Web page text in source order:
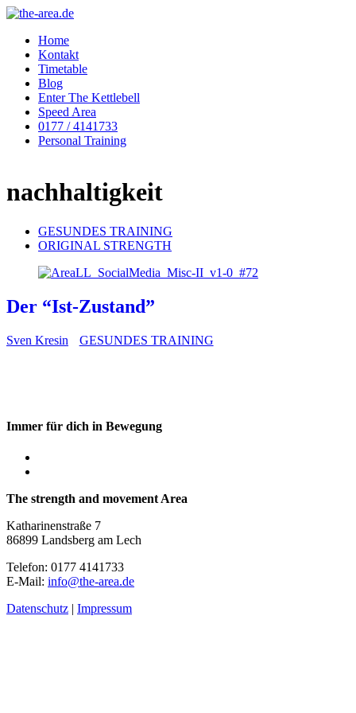
Home
Kontakt
Timetable
Blog
Enter The Kettlebell
Speed Area
0177 / 4141733
Personal Training
nachhaltigkeit
GESUNDES TRAINING
ORIGINAL STRENGTH
Der “Ist-Zustand”
Sven Kresin GESUNDES TRAINING
Immer für dich in Bewegung
The strength and movement Area
Katharinenstraße 7
86899 Landsberg am Lech
Telefon: 0177 4141733
E-Mail: info@the-area.de
Datenschutz | Impressum